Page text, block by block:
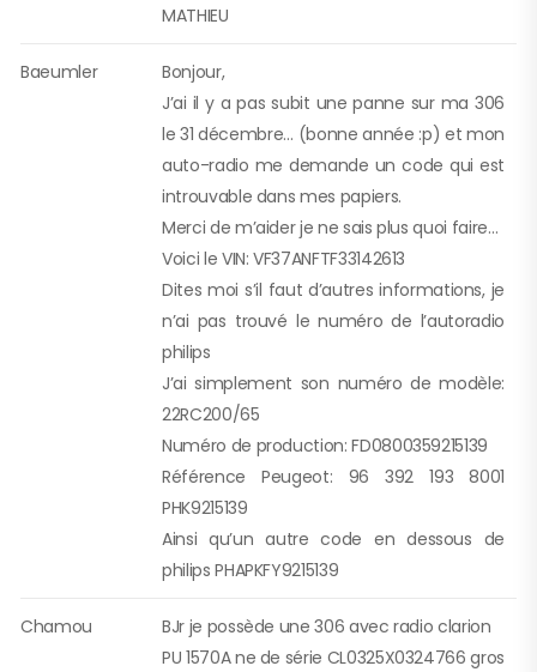
MATHIEU
Baeumler
Bonjour,
J’ai il y a pas subit une panne sur ma 306
le 31 décembre… (bonne année :p) et mon
auto-radio me demande un code qui est
introuvable dans mes papiers.
Merci de m’aider je ne sais plus quoi faire…
Voici le VIN: VF37ANFTF33142613
Dites moi s’il faut d’autres informations, je
n’ai pas trouvé le numéro de l’autoradio
philips
J’ai simplement son numéro de modèle:
22RC200/65
Numéro de production: FD0800359215139
Référence Peugeot: 96 392 193 8001
PHK9215139
Ainsi qu’un autre code en dessous de
philips PHAPKFY9215139
Chamou
BJr je possède une 306 avec radio clarion
PU 1570A ne de série CL0325X0324766 gros